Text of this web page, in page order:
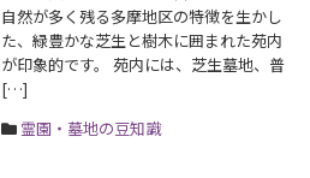
自然が多く残る多摩地区の特徴を生かし
た、緑豊かな芝生と樹木に囲まれた苑内
が印象的です。 苑内には、芝生墓地、普
[…]
霊園・墓地の豆知識